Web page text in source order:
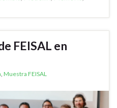
FEISAL en
Muestra FEISAL